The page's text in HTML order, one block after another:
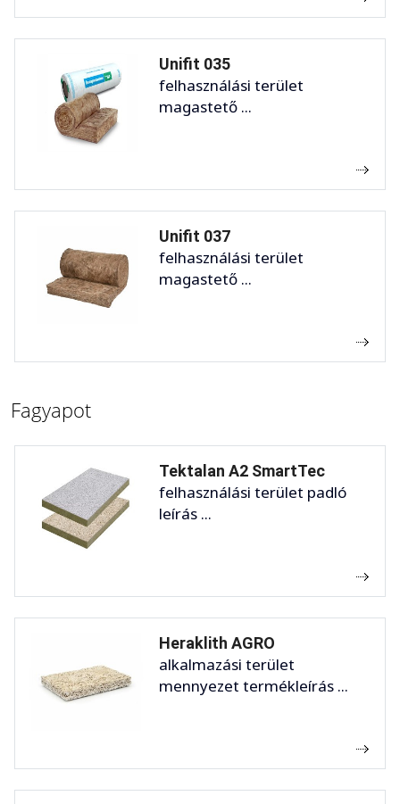
Unifit 035
felhasználási terület
magastető ...
Unifit 037
felhasználási terület
magastető ...
Fagyapot
Tektalan A2 SmartTec
felhasználási terület padló
leírás ...
Heraklith AGRO
alkalmazási terület
mennyezet termékleírás ...